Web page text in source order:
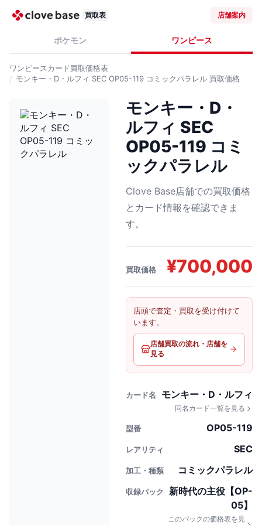
買取表 店舗案内
ポケモン ワンピース
ワンピースカード買取価格表
モンキー・D・ルフィ SEC OP05-119 コミックパラレル 買取価格
モンキー・D・
ルフィ SEC
OP05-119 コミ
ックパラレル
Clove Base店舗での買取価格
とカード情報を確認できま
す。
買取価格 ¥700,000
店頭で査定・買取を受け付けて
います。
店舗買取の流れ・店舗を
見る
カード名 モンキー・D・ルフィ
同名カード一覧を見る
型番 OP05-119
レアリティ SEC
加工・種類 コミックパラレル
収録パック
新時代の主役【OP-
05】
このパックの価格表を見